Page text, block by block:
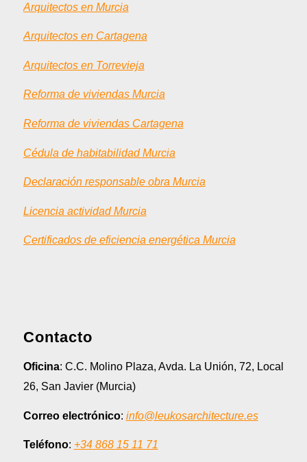
Arquitectos en Murcia
Arquitectos en Cartagena
Arquitectos en Torrevieja
Reforma de viviendas Murcia
Reforma de viviendas Cartagena
Cédula de habitabilidad Murcia
Declaración responsable obra Murcia
Licencia actividad Murcia
Certificados de eficiencia energética Murcia
Contacto
Oficina: C.C. Molino Plaza, Avda. La Unión, 72, Local
26, San Javier (Murcia)
Correo electrónico: info@leukosarchitecture.es
Teléfono: +34 868 15 11 71